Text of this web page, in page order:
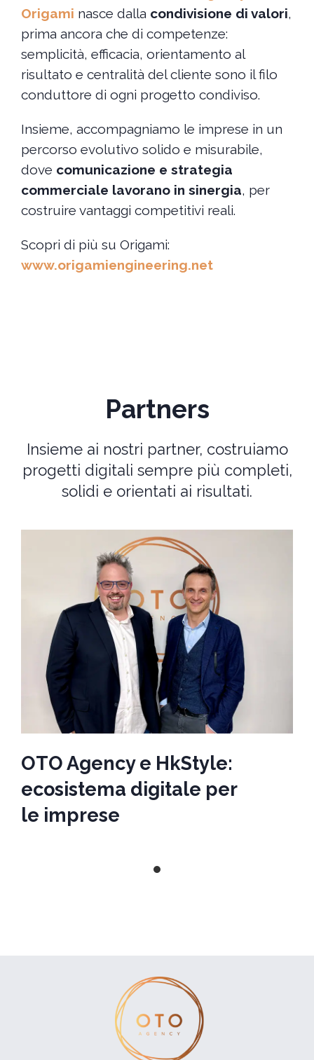
Origami nasce dalla condivisione di valori,
prima ancora che di competenze:
semplicità, efficacia, orientamento al
risultato e centralità del cliente sono il filo
conduttore di ogni progetto condiviso.
Insieme, accompagniamo le imprese in un
percorso evolutivo solido e misurabile,
dove comunicazione e strategia
commerciale lavorano in sinergia, per
costruire vantaggi competitivi reali.
Scopri di più su Origami:
www.origamiengineering.net
Partners
Insieme ai nostri partner, costruiamo
progetti digitali sempre più completi,
solidi e orientati ai risultati.
OTO Agency e HkStyle:
ecosistema digitale per
le imprese